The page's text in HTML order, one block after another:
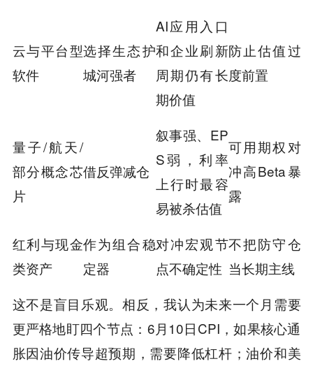
云与平台型
软件
选择生态护
城河强者
AI应用入口
和企业刷新
周期仍有长
期价值
防止估值过
度前置
量子/航天/
部分概念芯
片
借反弹减仓
叙事强、EP
S弱，利率
上行时最容
易被杀估值
可用期权对
冲高Beta暴
露
红利与现金
类资产
作为组合稳
定器
对冲宏观节
点不确定性
不把防守仓
当长期主线
这不是盲目乐观。相反，我认为未来一个月需要
更严格地盯四个节点：6月10日CPI，如果核心通
胀因油价传导超预期，需要降低杠杆；油价和美